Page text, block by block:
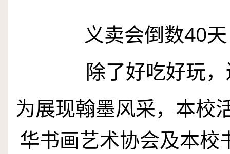
义卖会倒数40
除了好吃好玩
为展现翰墨风采，本校
华书画艺术协会及本校